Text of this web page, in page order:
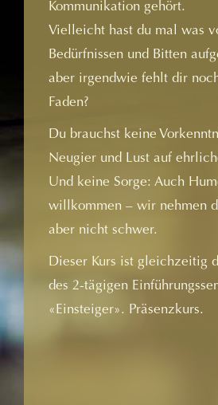
Kommunikation gehört.
Vielleicht hast du mal was
Bedürfnissen und Bitten
aber irgendwie fehlt dir
Faden?
Du brauchst keine
Neugier und Lust auf
Und keine Sorge: Auch
willkommen – wir nehmen
aber nicht schwer.
Dieser Kurs ist gleichzeitig
des 2-tägigen
«Einsteiger». Präsenzkurs.